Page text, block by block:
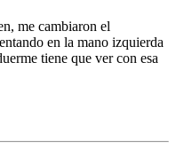
me cambiaron el
en la mano izquierda
tiene que ver con esa